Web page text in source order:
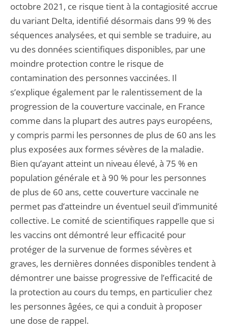
octobre 2021, ce risque tient à la contagiosité accrue
du variant Delta, identifié désormais dans 99 % des
séquences analysées, et qui semble se traduire, au
vu des données scientifiques disponibles, par une
moindre protection contre le risque de
contamination des personnes vaccinées. Il
s’explique également par le ralentissement de la
progression de la couverture vaccinale, en France
comme dans la plupart des autres pays européens,
y compris parmi les personnes de plus de 60 ans les
plus exposées aux formes sévères de la maladie.
Bien qu’ayant atteint un niveau élevé, à 75 % en
population générale et à 90 % pour les personnes
de plus de 60 ans, cette couverture vaccinale ne
permet pas d’atteindre un éventuel seuil d’immunité
collective. Le comité de scientifiques rappelle que si
les vaccins ont démontré leur efficacité pour
protéger de la survenue de formes sévères et
graves, les dernières données disponibles tendent à
démontrer une baisse progressive de l’efficacité de
la protection au cours du temps, en particulier chez
les personnes âgées, ce qui a conduit à proposer
une dose de rappel.